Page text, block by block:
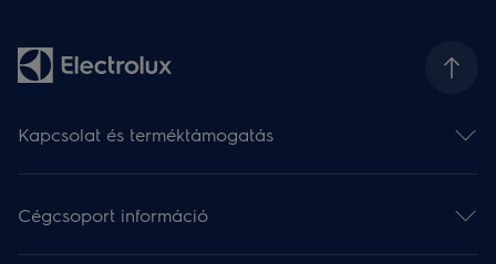
Kapcsolat és terméktámogatás
Hírlevél
Terméktámogatás
Termékregisztráció
Cégcsoport információ